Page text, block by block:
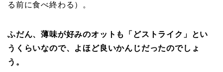
る前に食べ終わる）。
ふだん、薄味が好みのオットも「どストライク」とい
うくらいなので、よほど良いかんじだったのでしょ
う。